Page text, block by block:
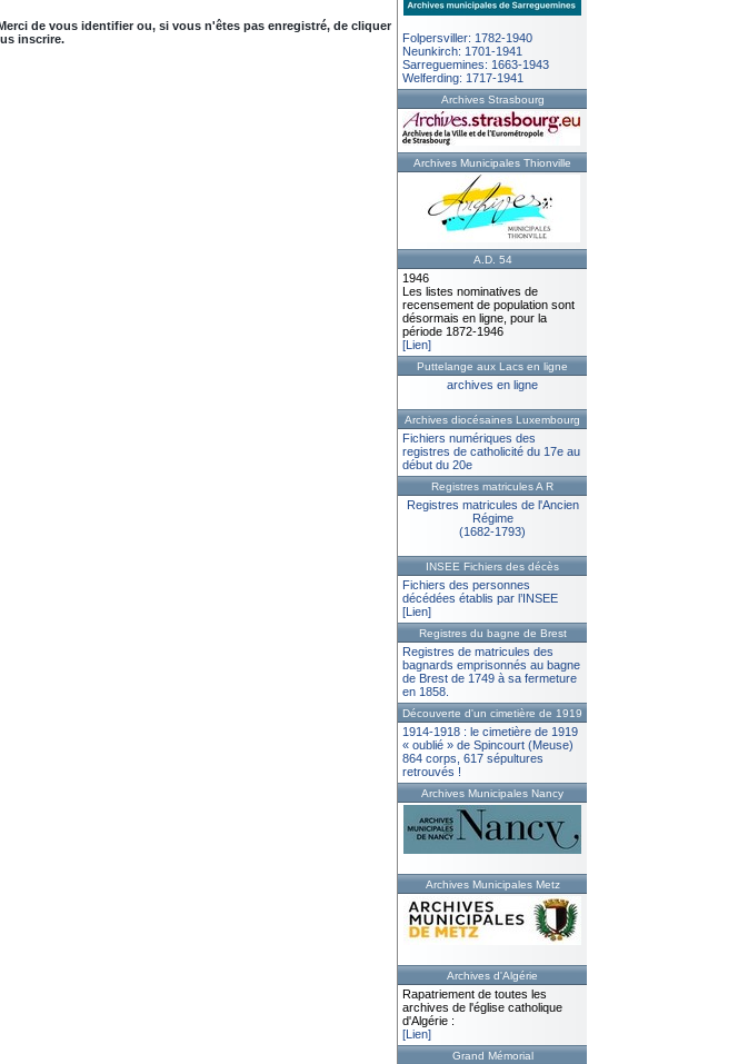
de vous identifier ou, si vous n'êtes pas enregistré, de cliquer
inscrire.
Folpersviller: 1782-1940
Neunkirch: 1701-1941
Sarreguemines: 1663-1943
Welferding: 1717-1941
Archives Strasbourg
Archives Municipales Thionville
A.D. 54
1946
Les listes nominatives de
recensement de population sont
désormais en ligne, pour la
période 1872-1946
[Lien]
Puttelange aux Lacs en ligne
archives en ligne
Archives diocésaines Luxembourg
Fichiers numériques des
registres de catholicité du 17e au
début du 20e
Registres matricules A R
Registres matricules de l'Ancien
Régime
(1682-1793)
INSEE Fichiers des décès
Fichiers des personnes
décédées établis par l’INSEE
[Lien]
Registres du bagne de Brest
Registres de matricules des
bagnards emprisonnés au bagne
de Brest de 1749 à sa fermeture
en 1858.
Découverte d'un cimetière de 1919
1914-1918 : le cimetière de 1919
« oublié » de Spincourt (Meuse)
864 corps, 617 sépultures
retrouvés !
Archives Municipales Nancy
Archives Municipales Metz
Archives d'Algérie
Rapatriement de toutes les
archives de l'église catholique
d'Algérie :
[Lien]
Grand Mémorial